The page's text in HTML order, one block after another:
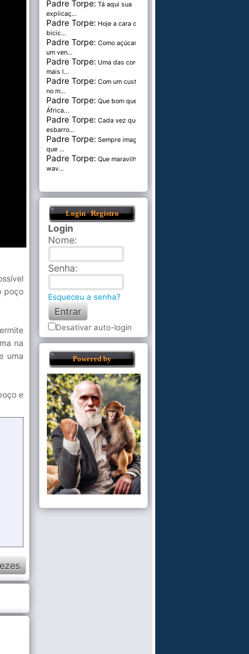
poço
na
uma
e
Padre Torpe: Tá aqui sua
explicaç...
Padre Torpe: Hoje a cara de
bicic...
Padre Torpe: Como açúcar é
um ven...
Padre Torpe: Uma das cores
mais l...
Padre Torpe: Com um custo de
no m...
Padre Torpe: Que bom que a
África...
Padre Torpe: Cada vez que
esbarro...
Padre Torpe: Sempre imaginei
que ...
Padre Torpe: Que maravilha de
wav...
Login Registro
Login
Nome:
Senha:
Esqueceu a senha?
Desativar auto-login
Powered by